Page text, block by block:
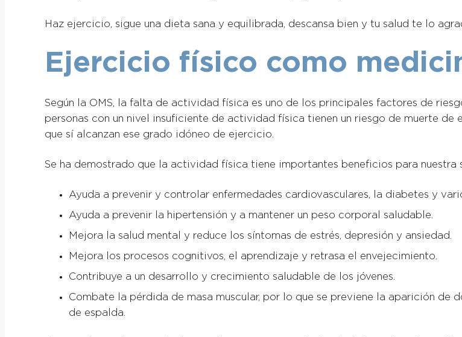
Haz ejercicio, sigue una dieta sana y equilibrada, descansa bien y tu salud te lo
Ejercicio físico como
Según la OMS, la falta de actividad física es uno de los principales factores de
personas con un nivel insuficiente de actividad física tienen un riesgo de muerte de
que sí alcanzan ese grado idóneo de ejercicio.
Se ha demostrado que la actividad física tiene importantes beneficios para nuestra
Ayuda a prevenir y controlar enfermedades cardiovasculares, la diabetes y
Ayuda a prevenir la hipertensión y a mantener un peso corporal saludable.
Mejora la salud mental y reduce los síntomas de estrés, depresión y ansiedad.
Mejora los procesos cognitivos, el aprendizaje y retrasa el envejecimiento.
Contribuye a un desarrollo y crecimiento saludable de los jóvenes.
Combate la pérdida de masa muscular, por lo que se previene la aparición
de espalda.